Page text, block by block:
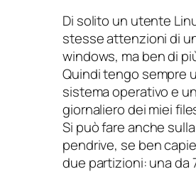
Di solito un utente
stesse attenzioni di
windows, ma ben di
Quindi tengo sempre
sistema operativo e
giornaliero dei miei
Si può fare anche
pendrive, se ben
due partizioni: una da